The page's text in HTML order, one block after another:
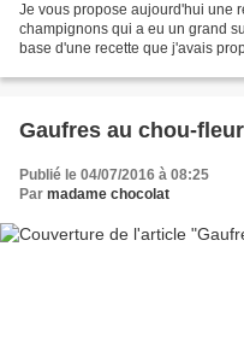
Je vous propose aujourd'hui une
champignons qui a eu un grand
base d'une recette que j'avais
Gaufres au chou-
Publié le 04/07/2016 à 08:25
Par madame chocolat